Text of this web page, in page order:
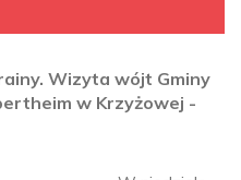
Wizyta wójt Gminy
w Krzyżowej -